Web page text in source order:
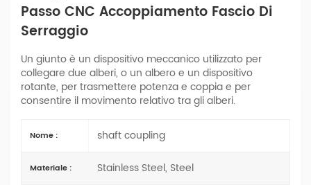
Passo CNC Accoppiamento Fascio Di
Serraggio
Un giunto è un dispositivo meccanico utilizzato per
collegare due alberi, o un albero e un dispositivo
rotante, per trasmettere potenza e coppia e per
consentire il movimento relativo tra gli alberi.
Nome : shaft coupling
Materiale : Stainless Steel, Steel